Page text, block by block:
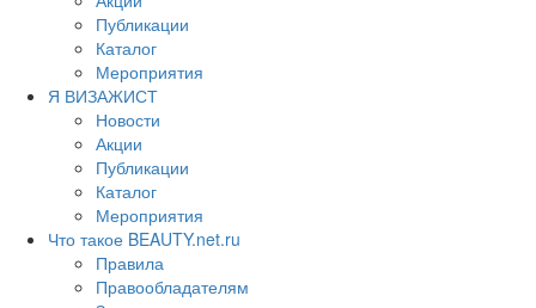
Публикации
Каталог
Мероприятия
Я ВИЗАЖИСТ
Новости
Акции
Публикации
Каталог
Мероприятия
Что такое BEAUTY.net.ru
Правила
Правообладателям